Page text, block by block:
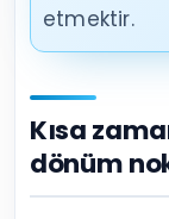
etmektir.
Kısa
dönüm